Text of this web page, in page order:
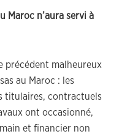
Maroc n’aura servi à
précédent malheureux
au Maroc : les
titulaires, contractuels
ont occasionné,
et financier non